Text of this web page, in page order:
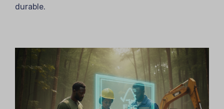
durable.